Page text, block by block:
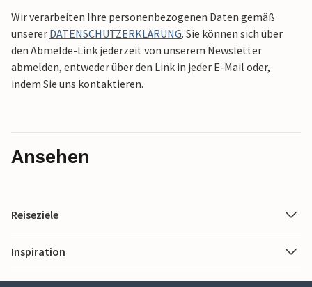
Wir verarbeiten Ihre personenbezogenen Daten gemäß
unserer DATENSCHUTZERKLÄRUNG. Sie können sich über
den Abmelde-Link jederzeit von unserem Newsletter
abmelden, entweder über den Link in jeder E-Mail oder,
indem Sie uns kontaktieren.
Ansehen
Reiseziele
Inspiration